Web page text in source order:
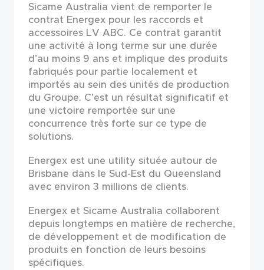
Sicame Australia vient de remporter le
contrat Energex pour les raccords et
accessoires LV ABC. Ce contrat garantit
une activité à long terme sur une durée
d’au moins 9 ans et implique des produits
fabriqués pour partie localement et
importés au sein des unités de production
du Groupe. C’est un résultat significatif et
une victoire remportée sur une
concurrence très forte sur ce type de
solutions.
Energex est une utility située autour de
Brisbane dans le Sud-Est du Queensland
avec environ 3 millions de clients.
Energex et Sicame Australia collaborent
depuis longtemps en matière de recherche,
de développement et de modification de
produits en fonction de leurs besoins
spécifiques.